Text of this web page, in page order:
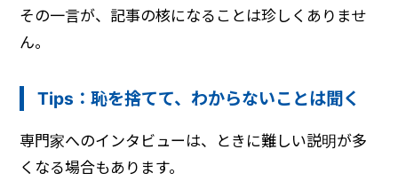
その一言が、記事の核になることは珍しくありませ
ん。
Tips：恥を捨てて、わからないことは聞く
専門家へのインタビューは、ときに難しい説明が多
くなる場合もあります。